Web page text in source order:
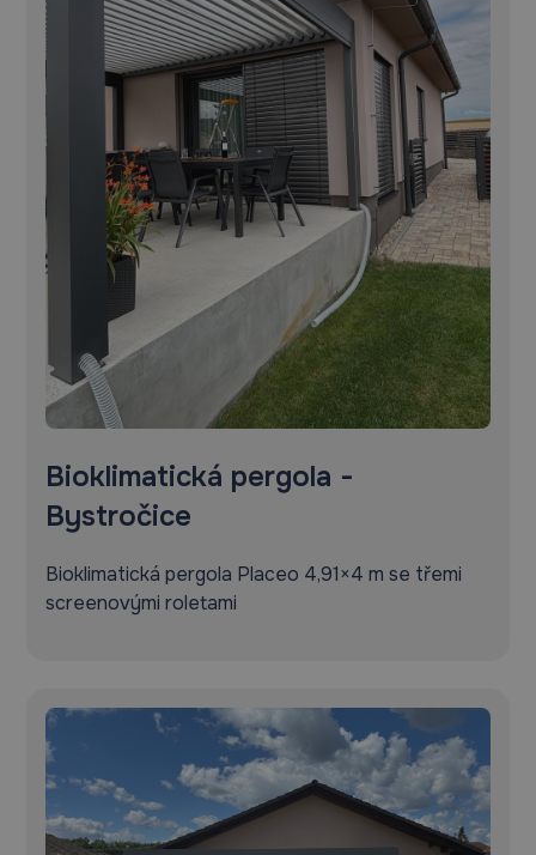
Bioklimatická pergola -
Bystročice
Bioklimatická pergola Placeo 4,91×4 m se třemi
screenovými roletami